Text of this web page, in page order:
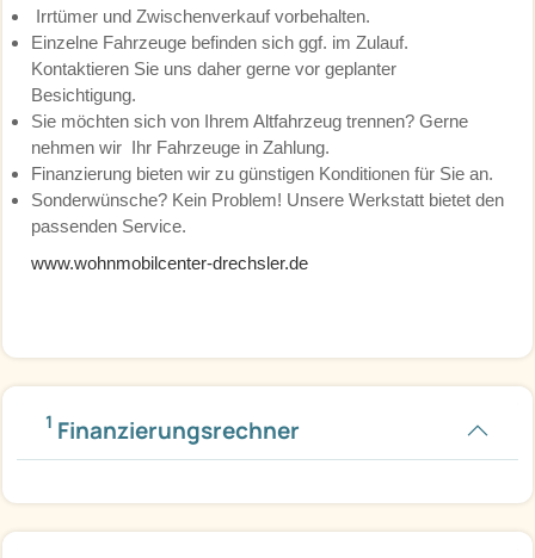
Irrtümer und Zwischenverkauf vorbehalten.
Einzelne Fahrzeuge befinden sich ggf. im Zulauf.
Kontaktieren Sie uns daher gerne vor geplanter
Besichtigung.
Sie möchten sich von Ihrem Altfahrzeug trennen? Gerne
nehmen wir Ihr Fahrzeuge in Zahlung.
Finanzierung bieten wir zu günstigen Konditionen für Sie an.
Sonderwünsche? Kein Problem! Unsere Werkstatt bietet den
passenden Service.
www.wohnmobilcenter-drechsler.de
1 Finanzierungsrechner